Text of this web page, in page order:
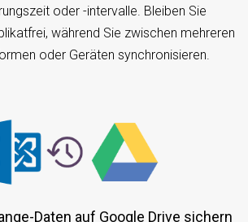
oder -intervalle. Bleiben Sie
während Sie zwischen mehreren
oder Geräten synchronisieren.
Daten auf Google Drive sichern